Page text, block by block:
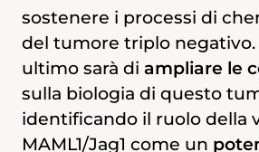
sostenere i processi di
del tumore triplo negativo.
ultimo sarà di ampliare le
sulla biologia di questo
identificando il ruolo della
MAML1/Jag1 come un
sue potenzialità come
molecolare. Le
Maml1 permetteranno di
conoscenze sulla biologia
seno triplo negativo, al fine
le terapie disponibili e le
trattamenti farmacologici.
informazioni ottenute su
permetteranno di ampliare
conoscenze sulla biologia
seno triplo negativo,
nuovi approcci terapeutici